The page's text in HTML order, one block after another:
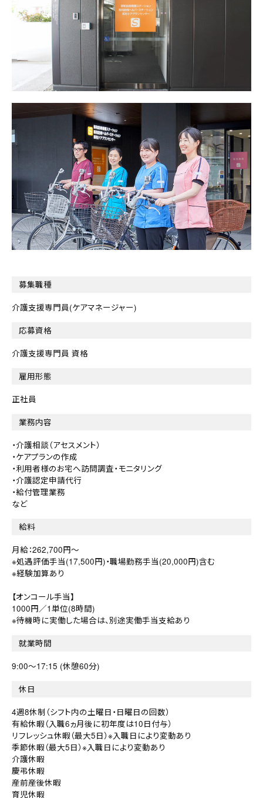
募集職種
介護支援専門員(ケアマネージャー)
応募資格
介護支援専門員 資格
雇用形態
正社員
業務内容
・介護相談（アセスメント）
・ケアプランの作成
・利用者様のお宅へ訪問調査・モニタリング
・介護認定申請代行
・給付管理業務
など
給料
月給：262,700円～
※処遇評価手当(17,500円)・職場勤務手当(20,000円)含む
※経験加算あり
【オンコール手当】
1000円／1単位(8時間)
※待機時に実働した場合は、別途実働手当支給あり
就業時間
9:00～17:15 (休憩60分)
休日
4週8休制（シフト内の土曜日・日曜日の回数）
有給休暇（入職6ヵ月後に初年度は10日付与）
リフレッシュ休暇（最大5日）※入職日により変動あり
季節休暇（最大5日）※入職日により変動あり
介護休暇
慶弔休暇
産前産後休暇
育児休暇